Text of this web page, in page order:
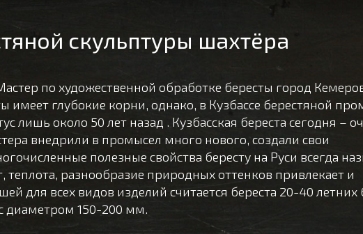
скульптуры шахтёра
по художественной обработке бересты город
имеет глубокие корни, однако, в Кузбассе берестяной
лишь около 50 лет назад . Кузбасская береста сегодня –
внедрили в промысел много нового, создали свои
полезные свойства бересту на Руси всегда
теплота, разнообразие природных оттенков привлекает и
для всех видов изделий считается береста 20-40 летних
диаметром 150-200 мм.